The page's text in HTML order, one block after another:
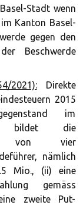
Stadt wenn
Kanton Basel-
gegen den
Beschwerde
2021):Direkte
2015
im
bildet die
von vier
nämlich
Mio., (ii) eine
gemäss
zweite Put-